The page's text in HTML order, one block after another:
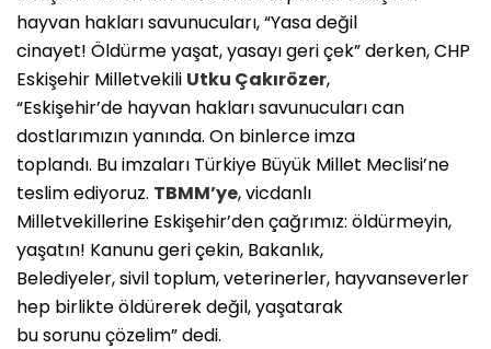
hayvan hakları savunucuları, “Yasa değil
cinayet! Öldürme yaşat, yasayı geri çek” derken, CHP
Eskişehir Milletvekili Utku Çakırözer,
“Eskişehir’de hayvan hakları savunucuları can
dostlarımızın yanında. On binlerce imza
toplandı. Bu imzaları Türkiye Büyük Millet Meclisi’ne
teslim ediyoruz. TBMM’ye, vicdanlı
Milletvekillerine Eskişehir’den çağrımız: öldürmeyin,
yaşatın! Kanunu geri çekin, Bakanlık,
Belediyeler, sivil toplum, veterinerler, hayvanseverler
hep birlikte öldürerek değil, yaşatarak
bu sorunu çözelim” dedi.